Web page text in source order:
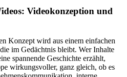
Videokonzeption und
Konzept wird aus einem einfachen
im Gedächtnis bleibt. Wer Inhalte
spannende Geschichte erzählt,
wirkungsvoller, ganz gleich, ob es